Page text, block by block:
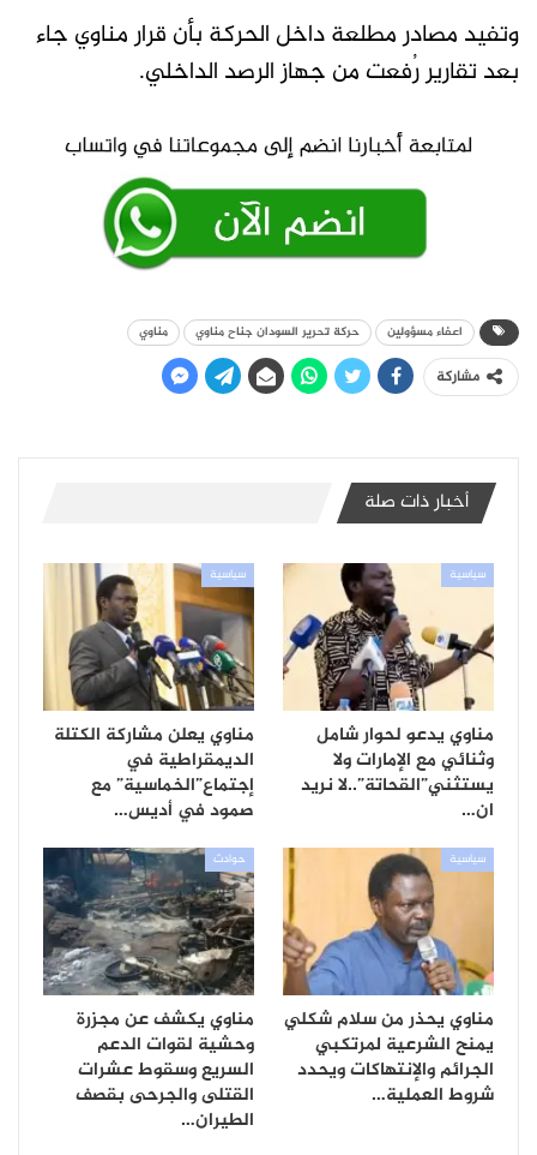
وتفيد مصادر مطلعة داخل الحركة بأن قرار مناوي جاء
بعد تقارير رُفعت من جهاز الرصد الداخلي.
اعفاء مسؤولين حركة تحرير السودان جناح مناوي مناوي
مشاركة
أخبار ذات صلة
سياسية
مناوي يدعو لحوار شامل
وثنائي مع الإمارات ولا
يستثني”القحاتة”..لا نريد
ان…
سياسية
مناوي يعلن مشاركة الكتلة
الديمقراطية في
إجتماع”الخماسية” مع
صمود في أديس…
سياسية
مناوي يحذر من سلام شكلي
يمنح الشرعية لمرتكبي
الجرائم والإنتهاكات ويحدد
شروط العملية…
حوادث
مناوي يكشف عن مجزرة
وحشية لقوات الدعم
السريع وسقوط عشرات
القتلى والجرحى بقصف
الطيران…